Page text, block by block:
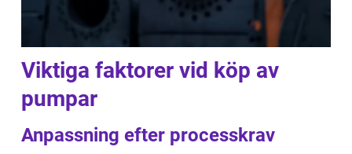
Viktiga faktorer vid köp av
pumpar
Anpassning efter processkrav